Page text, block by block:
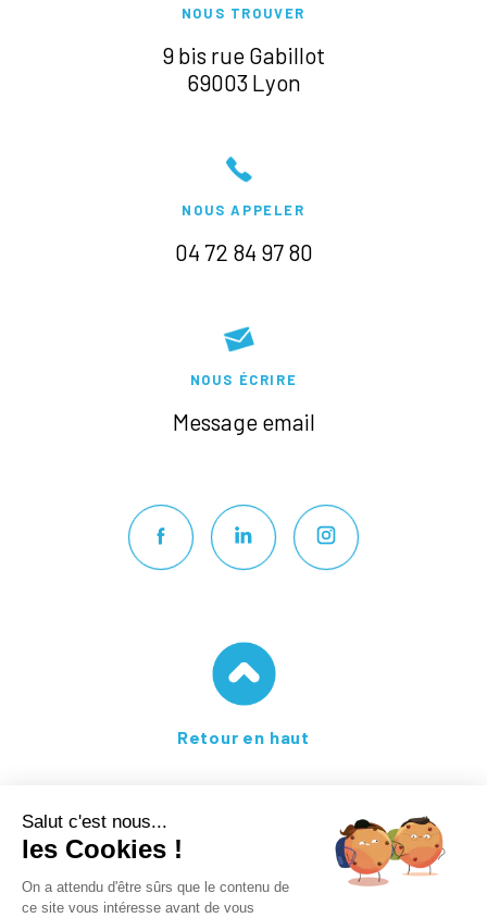
NOUS TROUVER
9 bis rue Gabillot
69003 Lyon
NOUS APPELER
04 72 84 97 80
NOUS ÉCRIRE
Message email
Retour en haut
Consulter nos conditions générales de vente
Consulter notre politique de confidentialité
Consulter nos tarifs en PDF